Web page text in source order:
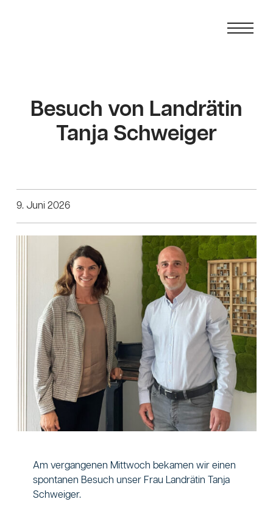
Besuch von Landrätin
Tanja Schweiger
9. Juni 2026
Am vergangenen Mittwoch bekamen wir einen
spontanen Besuch unser Frau Landrätin Tanja
Schweiger.